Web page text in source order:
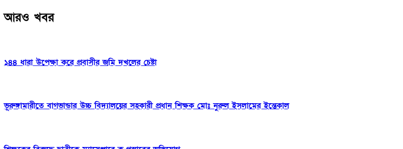
আরও খবর
১৪৪ ধারা উপেক্ষা করে প্রবাসীর জমি দখলের চেষ্টা
ভূরুঙ্গামারীতে বাগভান্ডার উচ্চ বিদ্যালয়ের সহকারী প্রধান শিক্ষক মোঃ নুরুল ইসলামের ইন্তেকাল